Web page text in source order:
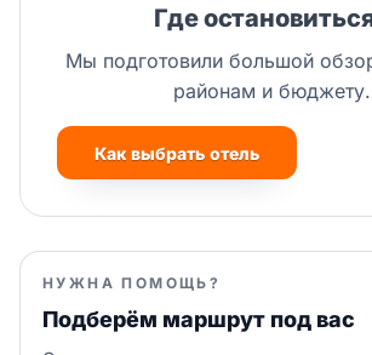
Где
Мы подготовили большой
районам и бюджету.
Как выбрать отель
НУЖНА ПОМОЩЬ?
Подберём маршрут под вас